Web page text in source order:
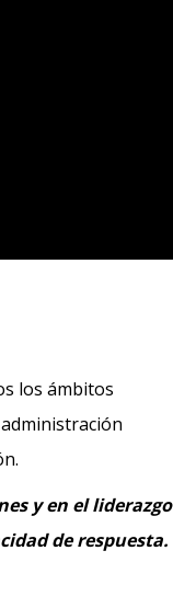
los ámbitos
y en el liderazgo
de respuesta.